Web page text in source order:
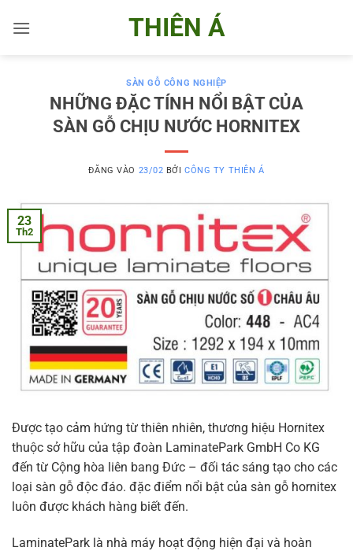
qua
THIÊN Á
SÀN GỖ CÔNG NGHIỆP
NHỮNG ĐẶC TÍNH NỔI BẬT CỦA
SÀN GỖ CHỊU NƯỚC HORNITEX
ĐĂNG VÀO 23/02 BỞICÔNG TY THIÊN Á
23
Th2
Được tạo cảm hứng từ thiên nhiên, thương hiệu Hornitex
thuộc sở hữu của tập đoàn LaminatePark GmbH Co KG
đến từ Cộng hòa liên bang Đức – đối tác sáng tạo cho các
loại sàn gỗ độc đáo. đặc điểm nổi bật của sàn gỗ hornitex
luôn được khách hàng biết đến.
LaminatePark là nhà máy hoạt động hiện đại và hoàn